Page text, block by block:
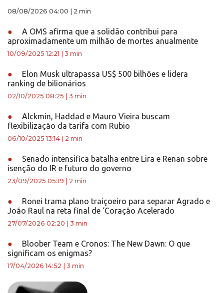
08/08/2026 04:00 2 min
●
A OMS afirma que a solidão contribui para
aproximadamente um milhão de mortes anualmente
10/09/2025 12:21 3 min
●
Elon Musk ultrapassa US$ 500 bilhões e lidera
ranking de bilionários
02/10/2025 08:25 3 min
●
Alckmin, Haddad e Mauro Vieira buscam
flexibilização da tarifa com Rubio
06/10/2025 13:14 2 min
●
Senado intensifica batalha entre Lira e Renan sobre
isenção do IR e futuro do governo
23/09/2025 05:19 2 min
●
Ronei trama plano traiçoeiro para separar Agrado e
João Raul na reta final de ‘Coração Acelerado
27/07/2026 02:20 3 min
●
Bloober Team e Cronos: The New Dawn: O que
significam os enigmas?
17/04/2026 14:52 3 min